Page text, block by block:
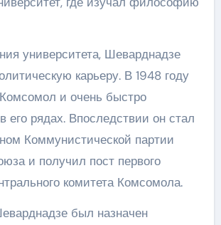
университета, Шеварднадзе
карьеру. В 1948 году
и очень быстро
его рядах. Впоследствии он стал
Коммунистической партии
и получил пост первого
комитета Комсомола.
был назначен